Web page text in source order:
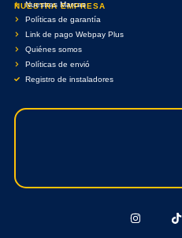
NUESTRA EMPRESA
Nuestras Marcas
Políticas de garantía
Link de pago Webpay Plus
Quiénes somos
Políticas de envió
Registro de instaladores